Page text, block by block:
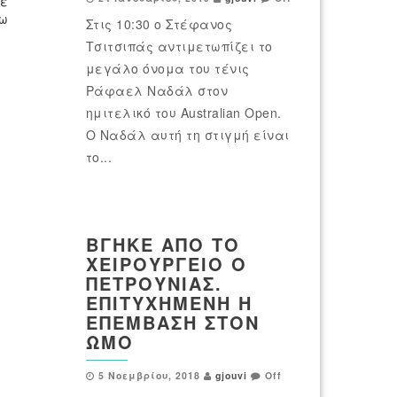
Στις 10:30 ο Στέφανος
Τσιτσιπάς αντιμετωπίζει το
μεγάλο όνομα του τένις
Ράφαελ Ναδάλ στον
ημιτελικό του Australian Open.
Ο Ναδάλ αυτή τη στιγμή είναι
το...
ΒΓΉΚΕ ΑΠΌ ΤΟ
ΧΕΙΡΟΥΡΓΕΊΟ Ο
ΠΕΤΡΟΎΝΙΑΣ.
ΕΠΙΤΥΧΗΜΈΝΗ Η
ΕΠΈΜΒΑΣΗ ΣΤΟΝ
ΏΜΟ
5 Νοεμβρίου, 2018 gjouvi Off